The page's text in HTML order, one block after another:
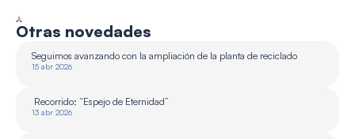
Otras novedades
Seguimos avanzando con la ampliación de la planta de reciclado
15 abr 2026
Recorrido: “Espejo de Eternidad”
13 abr 2026